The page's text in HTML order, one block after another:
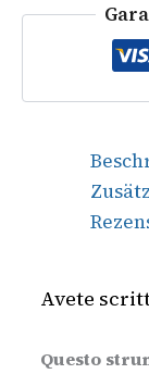
Avete
Questo